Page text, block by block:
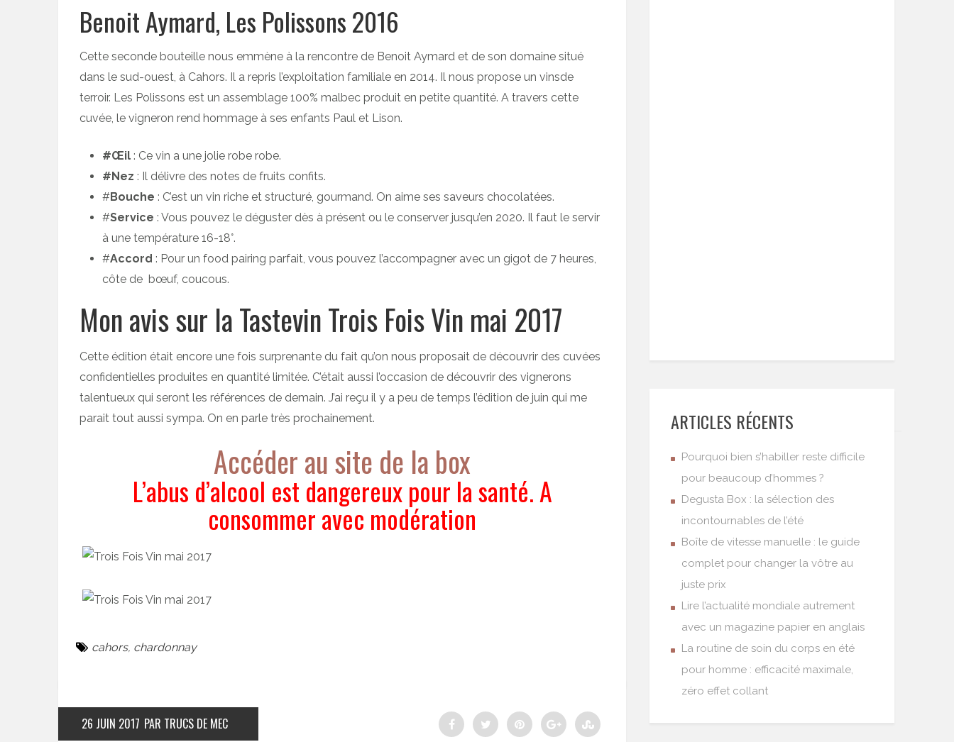
Benoit Aymard, Les Polissons 2016
Cette seconde bouteille nous emmène à la rencontre de Benoit Aymard et de son domaine situé
dans le sud-ouest, à Cahors. Il a repris l’exploitation familiale en 2014. Il nous propose un vinsde
terroir. Les Polissons est un assemblage 100% malbec produit en petite quantité. A travers cette
cuvée, le vigneron rend hommage à ses enfants Paul et Lison.
#Œil : Ce vin a une jolie robe robe.
#Nez : Il délivre des notes de fruits confits.
#Bouche : C’est un vin riche et structuré, gourmand. On aime ses saveurs chocolatées.
#Service : Vous pouvez le déguster dès à présent ou le conserver jusqu’en 2020. Il faut le servir
à une température 16-18°.
#Accord : Pour un food pairing parfait, vous pouvez l’accompagner avec un gigot de 7 heures,
côte de bœuf, coucous.
Mon avis sur la Tastevin Trois Fois Vin mai 2017
Cette édition était encore une fois surprenante du fait qu’on nous proposait de découvrir des cuvées
confidentielles produites en quantité limitée. C’était aussi l’occasion de découvrir des vignerons
talentueux qui seront les références de demain. J’ai reçu il y a peu de temps l’édition de juin qui me
parait tout aussi sympa. On en parle très prochainement.
Accéder au site de la box
L’abus d’alcool est dangereux pour la santé. A
consommer avec modération
cahors, chardonnay
26 JUIN 2017 PAR TRUCS DE MEC
ARTICLES RÉCENTS
Pourquoi bien s’habiller reste difficile
pour beaucoup d’hommes ?
Degusta Box : la sélection des
incontournables de l’été
Boîte de vitesse manuelle : le guide
complet pour changer la vôtre au
juste prix
Lire l’actualité mondiale autrement
avec un magazine papier en anglais
La routine de soin du corps en été
pour homme : efficacité maximale,
zéro effet collant